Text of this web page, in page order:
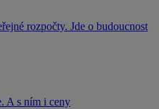
rozpočty. Jde o budoucnost
A s ním i ceny